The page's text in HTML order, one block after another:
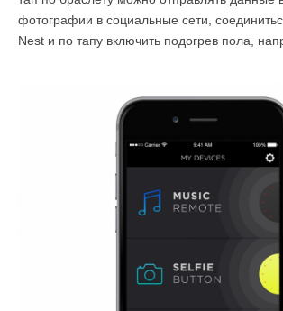
фотографии в социальные сети,
Nest и по тапу включить подогрев пола,